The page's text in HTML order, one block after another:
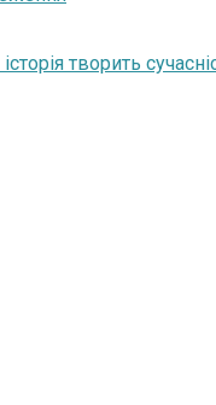
творить